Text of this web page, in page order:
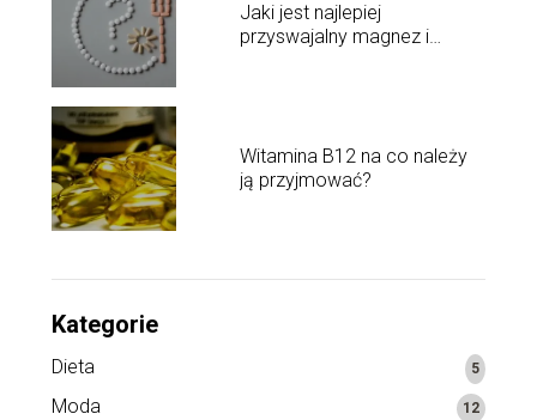
Jaki jest najlepiej
przyswajalny magnez i
Witamina B12 na co należy
ją przyjmować?
Kategorie
Dieta 5
Moda 12